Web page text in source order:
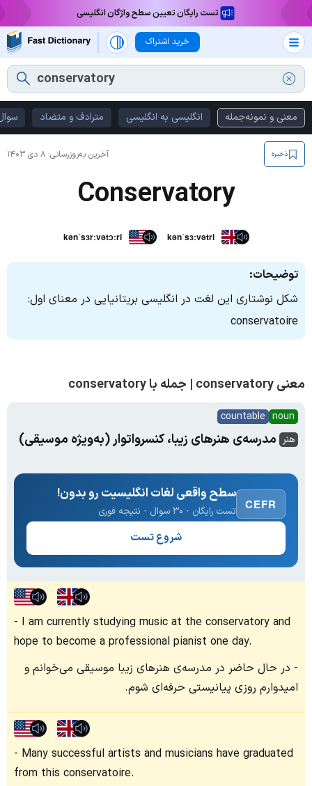
تست رایگان تعیین سطح واژگان انگلیسی
خرید اشتراک
معنی و نمونه‌جمله انگلیسی به انگلیسی مترادف و متضاد
آخرین به‌روزرسانی: ۸ دی ۱۴۰۳ ذخیره
Conservatory
kənˈsɜrːvətɔːri kənˈsɜːvətri
توضیحات:
شکل نوشتاری این لغت در انگلیسی بریتانیایی در معنای اول:
conservatoire
معنی conservatory | جمله با conservatory
noun
countable
هنر مدرسه‌ی هنرهای زیبا، کنسرواتوار (به‌ویژه موسیقی)
CEFR
سطح واقعی لغات انگلیسیت رو بدون!
تست رایگان · ۳۰ سوال · نتیجه فوری
شروع تست
I am currently studying music at the conservatory and
hope to become a professional pianist one day.
در حال حاضر در مدرسه‌ی هنرهای زیبا موسیقی می‌خوانم و
امیدوارم روزی پیانیستی حرفه‌ای شوم.
Many successful artists and musicians have graduated
from this conservatoire.